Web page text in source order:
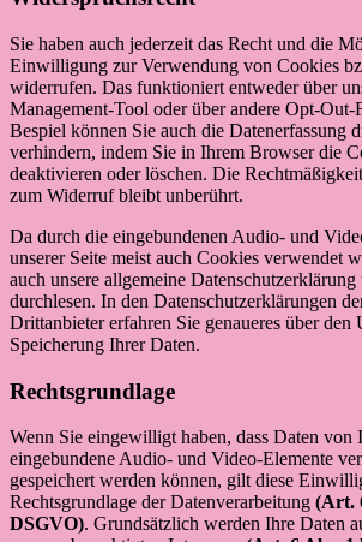
Sie haben auch jederzeit das Recht und die
Einwilligung zur Verwendung von Cookies
widerrufen. Das funktioniert entweder über
Management-Tool oder über andere Opt-
Bespiel können Sie auch die Datenerfassung
verhindern, indem Sie in Ihrem Browser die
deaktivieren oder löschen. Die
zum Widerruf bleibt unberührt.
Da durch die eingebundenen Audio- und
unserer Seite meist auch Cookies verwendet
auch unsere allgemeine
durchlesen. In den Datenschutzerklärungen
Drittanbieter erfahren Sie genaueres über den
Speicherung Ihrer Daten.
Rechtsgrundlage
Wenn Sie eingewilligt haben, dass Daten von
eingebundene Audio- und Video-Elemente
gespeichert werden können, gilt diese
Rechtsgrundlage der Datenverarbeitung (Art.
DSGVO). Grundsätzlich werden Ihre Daten